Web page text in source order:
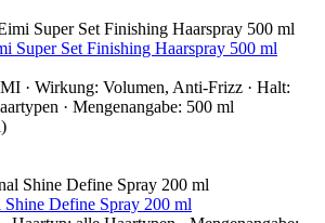
Super Set Finishing Haarspray 500 ml
· Wirkung: Volumen, Anti-Frizz · Halt:
· Mengenangabe: 500 ml
Shine Define Spray 200 ml